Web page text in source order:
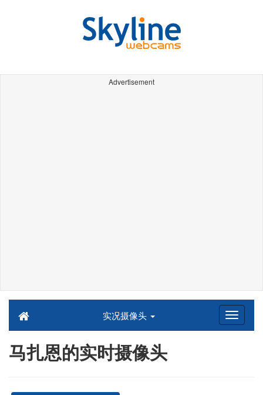
Advertisement
实况摄像头
马扎恩的实时摄像头